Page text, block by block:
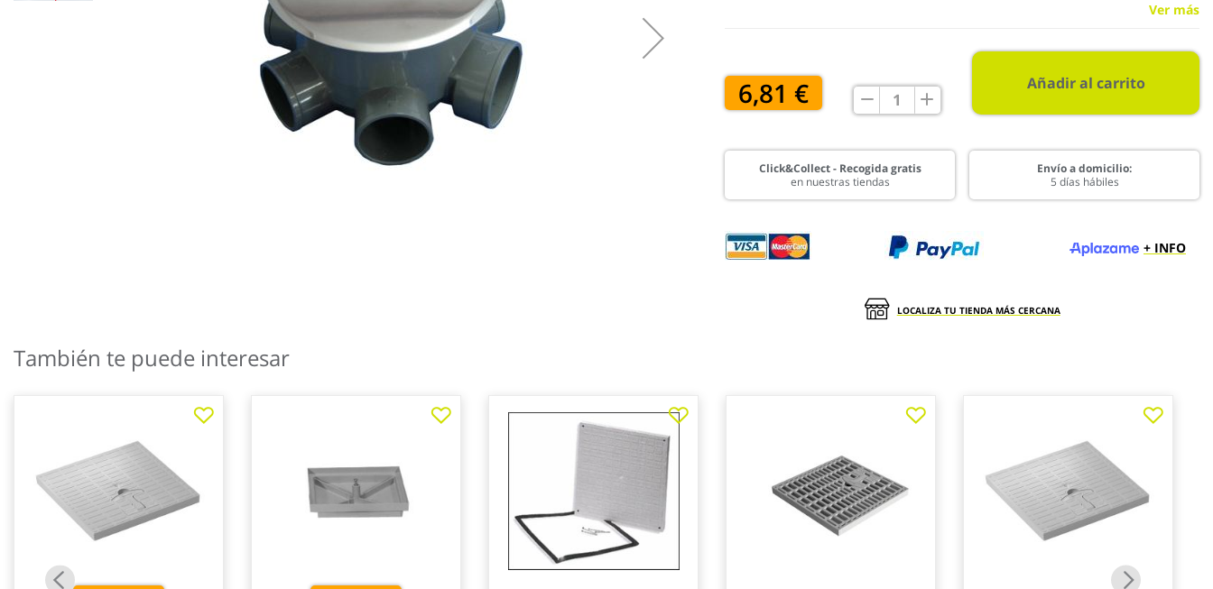
Ver más
6,81 € Añadir al carrito
Click&Collect - Recogida gratis
en nuestras tiendas
Envío a domicilio:
5 días hábiles
+ INFO
LOCALIZA TU TIENDA MÁS CERCANA
la
También te puede interesar